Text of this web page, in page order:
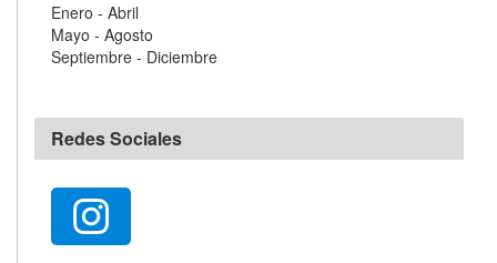
Enero - Abril
Mayo - Agosto
Septiembre - Diciembre
Redes Sociales